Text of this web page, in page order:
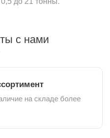
с нами
на складе более